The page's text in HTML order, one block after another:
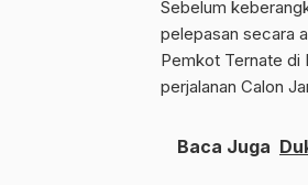
Sebelum
pelepasan secara
Pemkot Ternate di
perjalanan Calon
Baca Juga